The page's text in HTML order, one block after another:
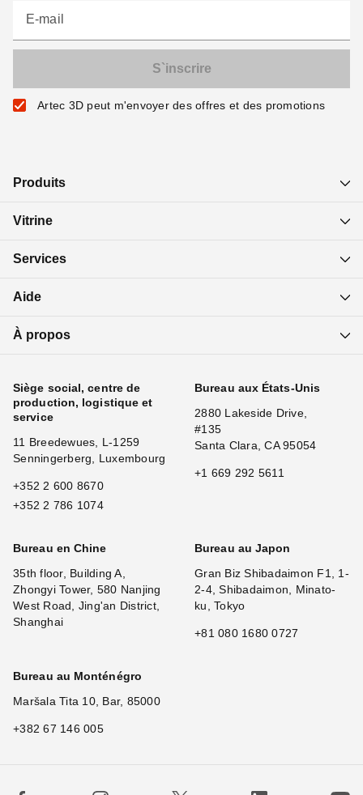
E-mail
Artec 3D peut m'envoyer des offres et des promotions
Produits
Vitrine
Services
Aide
À propos
Siège social, centre de
production, logistique et
service
11 Breedewues, L-1259
Senningerberg, Luxembourg
+352 2 600 8670
+352 2 786 1074
Bureau aux États-Unis
2880 Lakeside Drive,
#135
Santa Clara, CA 95054
+1 669 292 5611
Bureau en Chine
35th floor, Building A,
Zhongyi Tower, 580 Nanjing
West Road, Jing'an District,
Shanghai
Bureau au Japon
Gran Biz Shibadaimon F1, 1-
2-4, Shibadaimon, Minato-
ku, Tokyo
+81 080 1680 0727
Bureau au Monténégro
Maršala Tita 10, Bar, 85000
+382 67 146 005